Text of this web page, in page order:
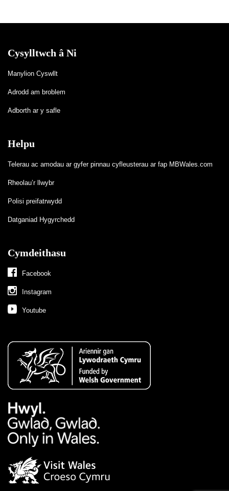
Cysylltwch â Ni
Manylion Cyswllt
Adrodd am broblem
Adborth ar y safle
Helpu
Telerau ac amodau ar gyfer pinnau cyfleusterau ar fap MBWales.com
Rheolau’r llwybr
Polisi preifatrwydd
Datganiad Hygyrchedd
Cymdeithasu
Facebook
Instagram
Youtube